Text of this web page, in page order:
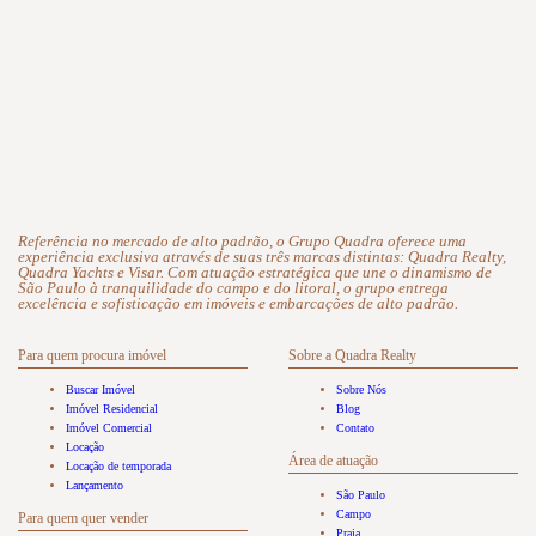
Referência no mercado de alto padrão, o Grupo Quadra oferece uma
experiência exclusiva através de suas três marcas distintas: Quadra Realty,
Quadra Yachts e Visar. Com atuação estratégica que une o dinamismo de
São Paulo à tranquilidade do campo e do litoral, o grupo entrega
excelência e sofisticação em imóveis e embarcações de alto padrão.
Para quem procura imóvel
Buscar Imóvel
Imóvel Residencial
Imóvel Comercial
Locação
Locação de temporada
Lançamento
Para quem quer vender
Sobre a Quadra Realty
Sobre Nós
Blog
Contato
Área de atuação
São Paulo
Campo
Praia